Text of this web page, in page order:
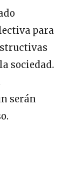
para
sociedad.
serán